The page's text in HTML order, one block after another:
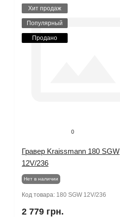
Хит продаж
Популярный
Продано
0
Гравер Kraissmann 180 SGW
12V/236
Нет в наличии
Код товара: 180 SGW 12V/236
2 779 грн.